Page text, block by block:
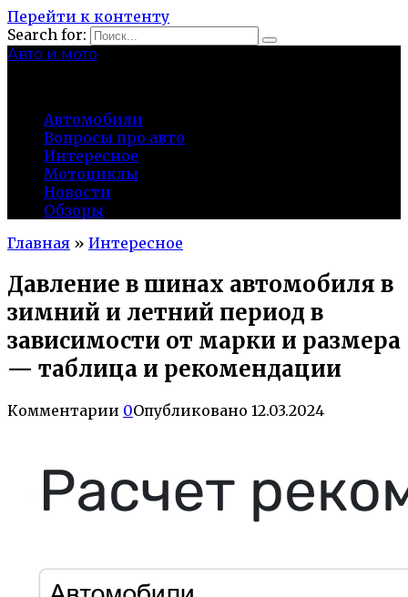
Перейти к контенту
Search for:
Авто и мото
Автомобили
Вопросы про авто
Интересное
Мотоциклы
Новости
Обзоры
Главная » Интересное
Давление в шинах автомобиля в
зимний и летний период в
зависимости от марки и размера
— таблица и рекомендации
Комментарии 0Опубликовано 12.03.2024